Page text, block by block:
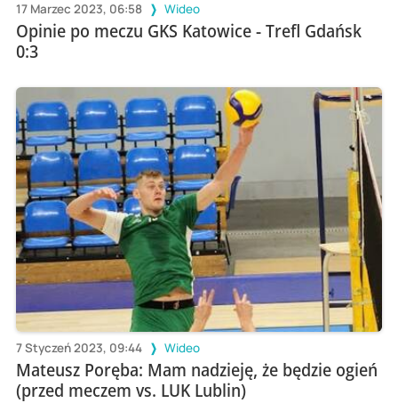
17 Marzec 2023, 06:58 Wideo
Opinie po meczu GKS Katowice - Trefl Gdańsk
0:3
7 Styczeń 2023, 09:44 Wideo
Mateusz Poręba: Mam nadzieję, że będzie ogień
(przed meczem vs. LUK Lublin)